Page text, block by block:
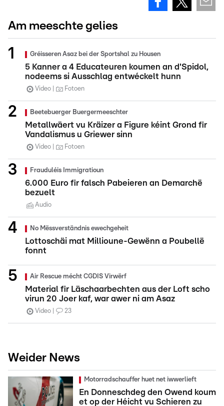
Am meeschte gelies
Gréisseren Asaz bei der Sportshal zu Housen
5 Kanner a 4 Educateuren koumen an d'Spidol,
nodeems si Ausschlag entwéckelt hunn
Video Fotoen
Beetebuerger Buergermeeschter
Metallwäert vu Kräizer a Figure kéint Grond fir
Vandalismus u Griewer sinn
Video Fotoen
Frauduléis Immigratioun
6.000 Euro fir falsch Pabeieren an Demarchë
bezuelt
Audio
No Mëssverständnis ewechgeheit
Lottoschäi mat Millioune-Gewënn a Poubellë
fonnt
Air Rescue mécht CGDIS Virwërf
Material fir Läschaarbechten aus der Loft scho
virun 20 Joer kaf, war awer ni am Asaz
Video 23
Weider News
Motorradschauffer huet net iwwerlieft
En Donneschdeg den Owend koum
et op der Héicht vu Schieren zu